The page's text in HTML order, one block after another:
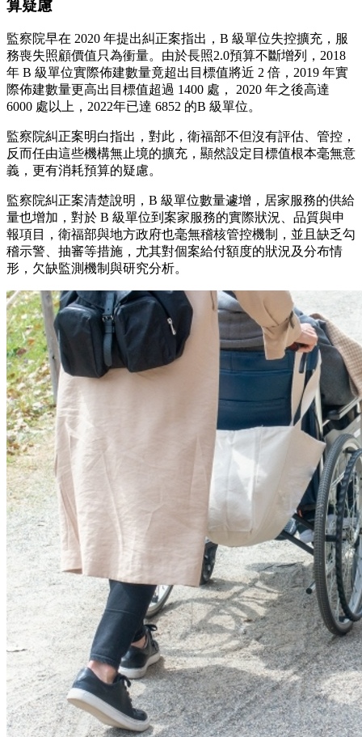
算疑慮
監察院早在 2020 年提出糾正案指出，B 級單位失控擴充，服
務喪失照顧價值只為衝量。由於長照2.0預算不斷增列，2018
年 B 級單位實際佈建數量竟超出目標值將近 2 倍，2019 年實
際佈建數量更高出目標值超過 1400 處， 2020 年之後高達
6000 處以上，2022年已達 6852 的B 級單位。
監察院糾正案明白指出，對此，衛福部不但沒有評估、管控，
反而任由這些機構無止境的擴充，顯然設定目標值根本毫無意
義，更有消耗預算的疑慮。
監察院糾正案清楚說明，B 級單位數量遽增，居家服務的供給
量也增加，對於 B 級單位到案家服務的實際狀況、品質與申
報項目，衛福部與地方政府也毫無稽核管控機制，並且缺乏勾
稽示警、抽審等措施，尤其對個案給付額度的狀況及分布情
形，欠缺監測機制與研究分析。